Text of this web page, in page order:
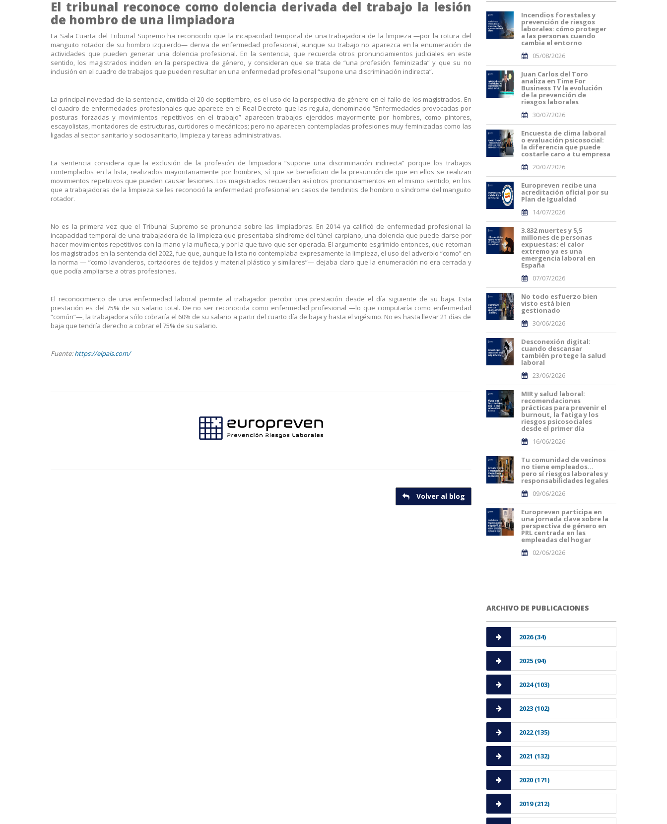
El tribunal reconoce como dolencia derivada del trabajo la lesión
de hombro de una limpiadora
La Sala Cuarta del Tribunal Supremo ha reconocido que la incapacidad temporal de una trabajadora de la limpieza —por la rotura del
manguito rotador de su hombro izquierdo— deriva de enfermedad profesional, aunque su trabajo no aparezca en la enumeración de
actividades que pueden generar una dolencia profesional. En la sentencia, que recuerda otros pronunciamientos judiciales en este
sentido, los magistrados inciden en la perspectiva de género, y consideran que se trata de “una profesión feminizada” y que su no
inclusión en el cuadro de trabajos que pueden resultar en una enfermedad profesional “supone una discriminación indirecta”.
La principal novedad de la sentencia, emitida el 20 de septiembre, es el uso de la perspectiva de género en el fallo de los magistrados. En
el cuadro de enfermedades profesionales que aparece en el Real Decreto que las regula, denominado “Enfermedades provocadas por
posturas forzadas y movimientos repetitivos en el trabajo” aparecen trabajos ejercidos mayormente por hombres, como pintores,
escayolistas, montadores de estructuras, curtidores o mecánicos; pero no aparecen contempladas profesiones muy feminizadas como las
ligadas al sector sanitario y sociosanitario, limpieza y tareas administrativas.
La sentencia considera que la exclusión de la profesión de limpiadora “supone una discriminación indirecta” porque los trabajos
contemplados en la lista, realizados mayoritariamente por hombres, sí que se benefician de la presunción de que en ellos se realizan
movimientos repetitivos que pueden causar lesiones. Los magistrados recuerdan así otros pronunciamientos en el mismo sentido, en los
que a trabajadoras de la limpieza se les reconoció la enfermedad profesional en casos de tendinitis de hombro o síndrome del manguito
rotador.
No es la primera vez que el Tribunal Supremo se pronuncia sobre las limpiadoras. En 2014 ya calificó de enfermedad profesional la
incapacidad temporal de una trabajadora de la limpieza que presentaba síndrome del túnel carpiano, una dolencia que puede darse por
hacer movimientos repetitivos con la mano y la muñeca, y por la que tuvo que ser operada. El argumento esgrimido entonces, que retoman
los magistrados en la sentencia del 2022, fue que, aunque la lista no contemplaba expresamente la limpieza, el uso del adverbio “como” en
la norma — ”como lavanderos, cortadores de tejidos y material plástico y similares”— dejaba claro que la enumeración no era cerrada y
que podía ampliarse a otras profesiones.
El reconocimiento de una enfermedad laboral permite al trabajador percibir una prestación desde el día siguiente de su baja. Esta
prestación es del 75% de su salario total. De no ser reconocida como enfermedad profesional —lo que computaría como enfermedad
“común”—, la trabajadora sólo cobraría el 60% de su salario a partir del cuarto día de baja y hasta el vigésimo. No es hasta llevar 21 días de
baja que tendría derecho a cobrar el 75% de su salario.
Fuente:https://elpais.com/
Volver al blog
Incendios forestales y
prevención de riesgos
laborales: cómo proteger
a las personas cuando
cambia el entorno
05/08/2026
Juan Carlos del Toro
analiza en Time For
Business TV la evolución
de la prevención de
riesgos laborales
30/07/2026
Encuesta de clima laboral
o evaluación psicosocial:
la diferencia que puede
costarle caro a tu empresa
20/07/2026
Europreven recibe una
acreditación oficial por su
Plan de Igualdad
14/07/2026
3.832 muertes y 5,5
millones de personas
expuestas: el calor
extremo ya es una
emergencia laboral en
España
07/07/2026
No todo esfuerzo bien
visto está bien
gestionado
30/06/2026
Desconexión digital:
cuando descansar
también protege la salud
laboral
23/06/2026
MIR y salud laboral:
recomendaciones
prácticas para prevenir el
burnout, la fatiga y los
riesgos psicosociales
desde el primer día
16/06/2026
Tu comunidad de vecinos
no tiene empleados…
pero sí riesgos laborales y
responsabilidades legales
09/06/2026
Europreven participa en
una jornada clave sobre la
perspectiva de género en
PRL centrada en las
empleadas del hogar
02/06/2026
ARCHIVO DE PUBLICACIONES
2026 (34)
2025 (94)
2024 (103)
2023 (102)
2022 (135)
2021 (132)
2020 (171)
2019 (212)